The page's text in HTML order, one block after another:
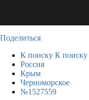
Поделиться
К поиску К поиску
Россия
Крым
Черноморское
№1527559